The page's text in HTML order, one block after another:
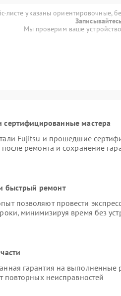
листе указаны ориентировочные,
Мы проверим ваше
сертифицированные мастера
Fujitsu и прошедшие
ремонта и сохранение
быстрый ремонт
позволяют провести
минимизируя время без
гарантия на выполненные
повторных неисправностей